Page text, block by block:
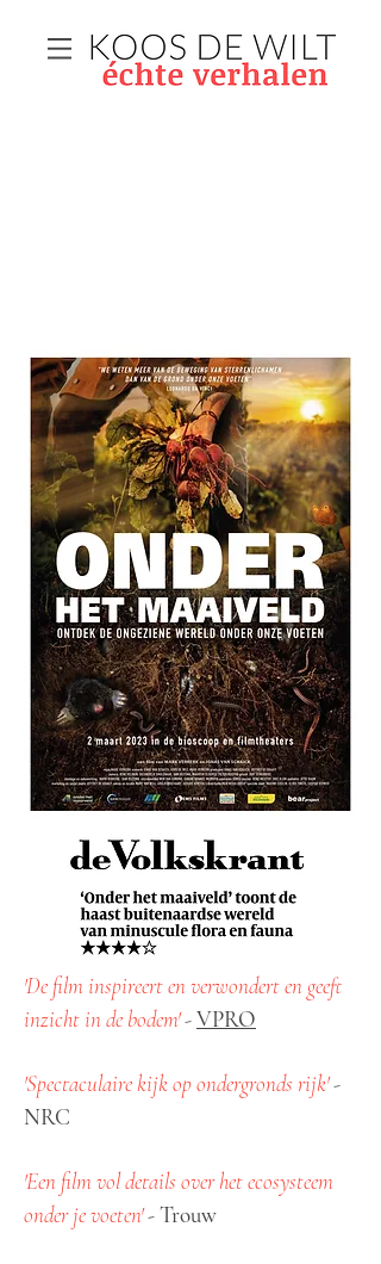
'De film inspireert en verwondert en geeft
inzicht in de bodem'-VPRO
'Spectaculaire kijk op ondergronds rijk'-
NRC
'Een film vol details over het ecosysteem
onder je voeten'-Trouw